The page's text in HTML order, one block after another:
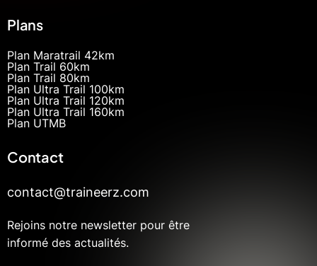
Plans
Plan Maratrail 42km
Plan Trail 60km
Plan Trail 80km
Plan Ultra Trail 100km
Plan Ultra Trail 120km
Plan Ultra Trail 160km
Plan UTMB
Contact
contact@traineerz.com
Rejoins notre newsletter pour être
informé des actualités.